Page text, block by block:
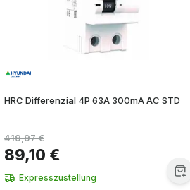
HRC Differenzial 4P 63A 300mA AC STD
89,10 €
419,97 €
Expresszustellung